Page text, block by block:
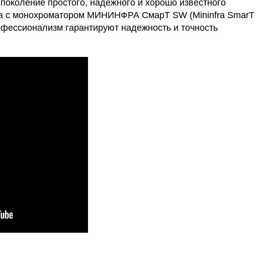
простого, надежного и хорошо известного
с монохроматором МИНИНФРА СмарТ SW (Mininfra SmarT
гарантируют надежность и точность